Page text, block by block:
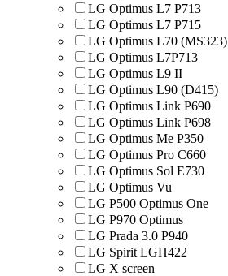
LG Optimus L7 P713
LG Optimus L7 P715
LG Optimus L70 (MS323)
LG Optimus L7P713
LG Optimus L9 II
LG Optimus L90 (D415)
LG Optimus Link P690
LG Optimus Link P698
LG Optimus Me P350
LG Optimus Pro C660
LG Optimus Sol E730
LG Optimus Vu
LG P500 Optimus One
LG P970 Optimus
LG Prada 3.0 P940
LG Spirit LGH422
LG X screen